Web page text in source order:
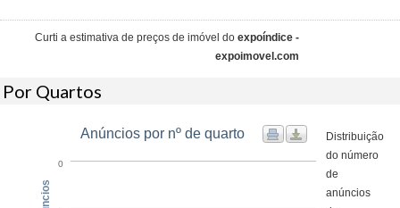
Curti a estimativa de preços de imóvel do expoíndice -
expoimovel.com
Por Quartos
Anúncios por nº de quarto
0
Distribuição
do número
de
anúncios